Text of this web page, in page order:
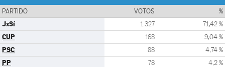
PARTIDO VOTOS %
JxSí 1.327 71,42 %
CUP 168 9,04 %
PSC 88 4,74 %
PP 78 4,2 %